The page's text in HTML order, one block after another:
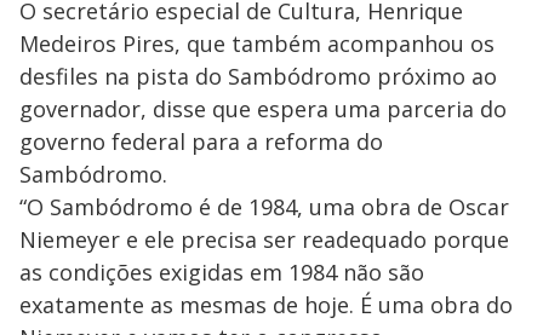
O secretário especial de Cultura, Henrique
Medeiros Pires, que também acompanhou os
desfiles na pista do Sambódromo próximo ao
governador, disse que espera uma parceria do
governo federal para a reforma do
Sambódromo.
“O Sambódromo é de 1984, uma obra de Oscar
Niemeyer e ele precisa ser readequado porque
as condições exigidas em 1984 não são
exatamente as mesmas de hoje. É uma obra do